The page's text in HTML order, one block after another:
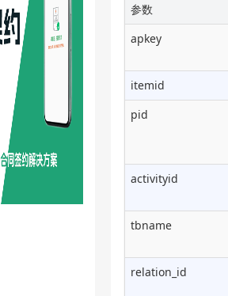
参数
apkey
itemid
pid
activityid
tbname
relation_id